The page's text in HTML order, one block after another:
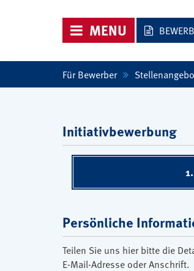
NAVIGATION ÖFFNEN
MENU
Für Bewerber
Initiativbewerbung
Persönliche
Teilen Sie uns hier bitte die
E-Mail-Adresse oder Anschrift.